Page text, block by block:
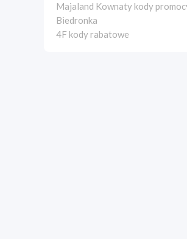
Majaland Kownaty kody
Biedronka
4F kody rabatowe